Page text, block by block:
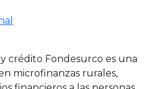
crédito Fondesurco es una
microfinanzas rurales,